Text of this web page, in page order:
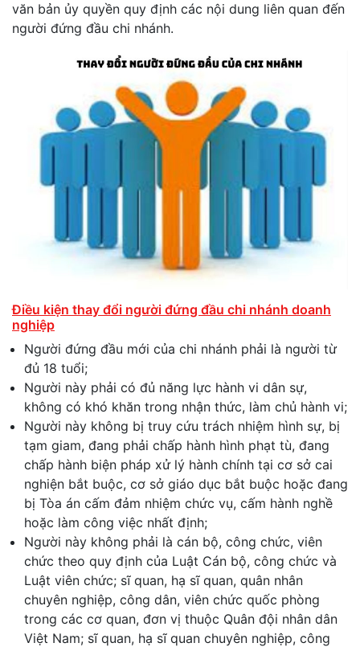
văn bản ủy quyền quy định các nội dung liên quan đến
người đứng đầu chi nhánh.
Điều kiện thay đổi người đứng đầu chi nhánh doanh
nghiệp
Người đứng đầu mới của chi nhánh phải là người từ
đủ 18 tuổi;
Người này phải có đủ năng lực hành vi dân sự,
không có khó khăn trong nhận thức, làm chủ hành vi;
Người này không bị truy cứu trách nhiệm hình sự, bị
tạm giam, đang phải chấp hành hình phạt tù, đang
chấp hành biện pháp xử lý hành chính tại cơ sở cai
nghiện bắt buộc, cơ sở giáo dục bắt buộc hoặc đang
bị Tòa án cấm đảm nhiệm chức vụ, cấm hành nghề
hoặc làm công việc nhất định;
Người này không phải là cán bộ, công chức, viên
chức theo quy định của Luật Cán bộ, công chức và
Luật viên chức; sĩ quan, hạ sĩ quan, quân nhân
chuyên nghiệp, công dân, viên chức quốc phòng
trong các cơ quan, đơn vị thuộc Quân đội nhân dân
Việt Nam; sĩ quan, hạ sĩ quan chuyên nghiệp, công